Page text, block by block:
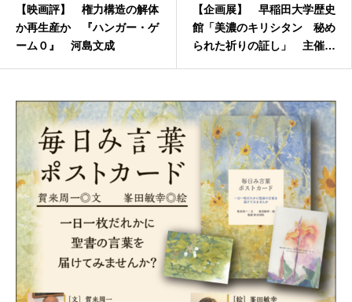
【映画評】 権力構造の解体
か再生産か 『ハンガー・ゲ
ーム０』 河島文成
【企画展】 早稲田大学歴史
館「美濃のキリシタン 秘め
られた祈りの証し」 主催者